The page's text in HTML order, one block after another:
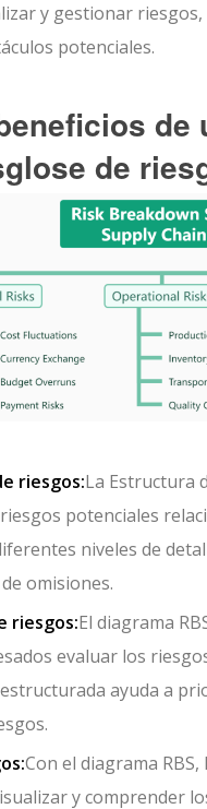
y gestionar
potenciales.
de
de
riesgos:La Estructura
potenciales
niveles de
omisiones.
riesgos:El diagrama
evaluar los
ayuda a
Con el diagrama
y comprender